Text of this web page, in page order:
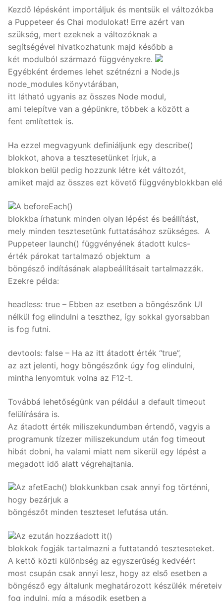
Kezdő lépésként importáljuk és mentsük el változókba
a Puppeteer és Chai modulokat! Erre azért van
szükség, mert ezeknek a változóknak a
segítségével hivatkozhatunk majd később a
két modulból származó függvényekre.
Egyébként érdemes lehet szétnézni a Node.js
node_modules könyvtárában,
itt látható ugyanis az összes Node modul,
ami telepítve van a gépünkre, többek a között a
fent említettek is.
Ha ezzel megvagyunk definiáljunk egy describe()
blokkot, ahova a tesztesetünket írjuk, a
blokkon belül pedig hozzunk létre két változót,
amiket majd az összes ezt követő függvényblokkban
A beforeEach()
blokkba írhatunk minden olyan lépést és beállítást,
mely minden tesztesetünk futtatásához szükséges. A
Puppeteer launch() függvényének átadott kulcs-
érték párokat tartalmazó objektum a
böngésző indításának alapbeállításait tartalmazzák.
Ezekre példa:
headless: true – Ebben az esetben a böngészőnk UI
nélkül fog elindulni a teszthez, így sokkal gyorsabban
is fog futni.
devtools: false – Ha az itt átadott érték “true”,
az azt jelenti, hogy böngészőnk úgy fog elindulni,
mintha lenyomtuk volna az F12-t.
Továbbá lehetőségünk van például a default timeout
felülírására is.
Az átadott érték miliszekundumban értendő, vagyis a
programunk tízezer miliszekundum után fog timeout
hibát dobni, ha valami miatt nem sikerül egy lépést a
megadott idő alatt végrehajtania.
Az afetEach() blokkunkban csak annyi fog történni,
hogy bezárjuk a
böngészőt minden teszteset lefutása után.
Az ezután hozzáadott it()
blokkok fogják tartalmazni a futtatandó teszteseteket.
A kettő közti különbség az egyszerűség kedvéért
most csupán csak annyi lesz, hogy az első esetben a
böngésző egy általunk meghatározott készülék
fog indulni, míg a második esetben a